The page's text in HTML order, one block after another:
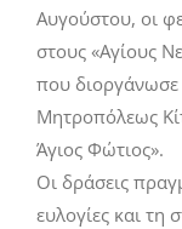
Αυγούστου, οι
στους «Αγίους
που διοργάνωσε
Μητροπόλεως
Άγιος Φώτιος».
Οι δράσεις
ευλογίες και τη